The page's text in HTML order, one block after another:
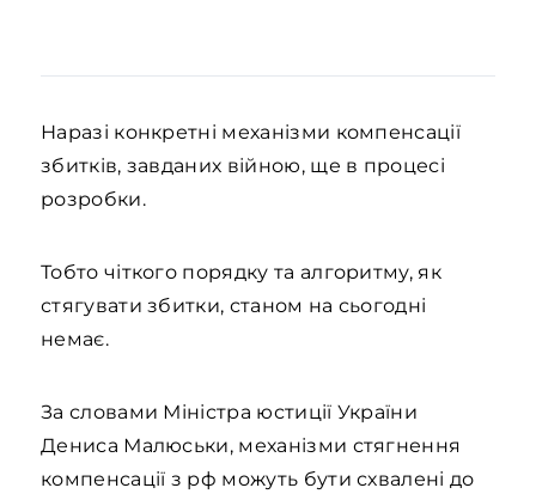
Наразі конкретні механізми компенсації
збитків, завданих війною, ще в процесі
розробки.
Тобто чіткого порядку та алгоритму, як
стягувати збитки, станом на сьогодні
немає.
За словами Міністра юстиції України
Дениса Малюськи, механізми стягнення
компенсації з рф можуть бути схвалені до